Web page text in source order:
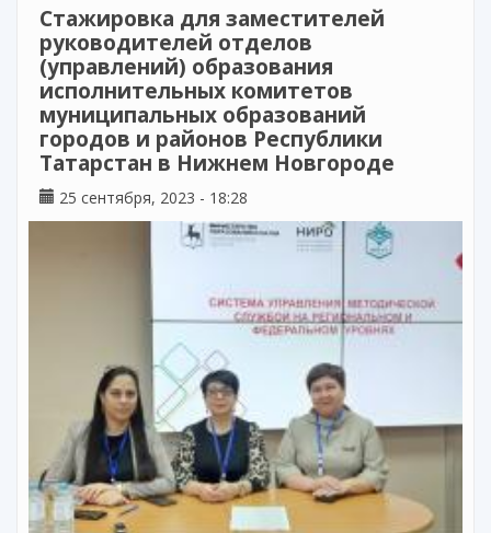
Стажировка для заместителей
руководителей отделов
(управлений) образования
исполнительных комитетов
муниципальных образований
городов и районов Республики
Татарстан в Нижнем Новгороде
25 сентября, 2023 - 18:28